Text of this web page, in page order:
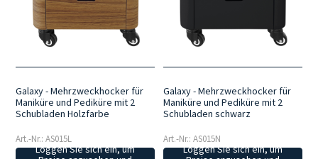
Galaxy - Mehrzweckhocker für
Maniküre und Pediküre mit 2
Schubladen Holzfarbe
Art.-Nr.: AS015L
Loggen Sie sich ein, um
Galaxy - Mehrzweckhocker für
Maniküre und Pediküre mit 2
Schubladen schwarz
Art.-Nr.: AS015N
Loggen Sie sich ein, um